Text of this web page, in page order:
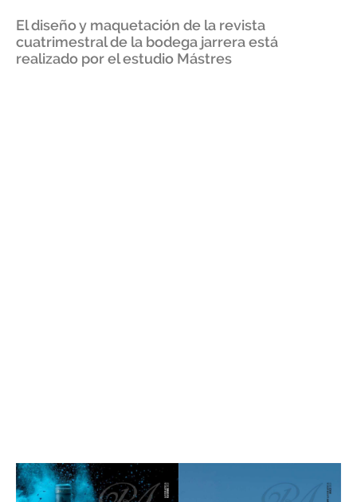
El diseño y maquetación de la revista
cuatrimestral de la bodega jarrera está
realizado por el estudio Mástres